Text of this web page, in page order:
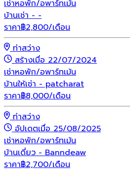
เช่าหอพัก/อพาร์ทเม้น
บ้านเช่า - -
ราคา฿2,800/เดือน
ท่าสว่าง
สร้างเมื่อ 22/07/2024
เช่าหอพัก/อพาร์ทเม้น
บ้านให้เช่า - patcharat
ราคา฿8,000/เดือน
ท่าสว่าง
อัปเดตเมื่อ 25/08/2025
เช่าหอพัก/อพาร์ทเม้น
บ้านเดี่ยว - Banndeaw
ราคา฿2,700/เดือน